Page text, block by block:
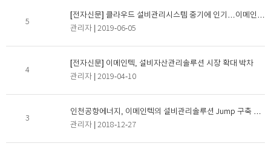
5
[전자신문] 클라우드 설비관리시스템 중기에 인기…이메인텍
'점프'
관리자| 2019-06-05
4
[전자신문] 이메인텍, 설비자산관리솔루션 시장 확대 박차
관리자| 2019-04-10
3
인천공항에너지, 이메인텍의 설비관리솔루션 Jump 구축 프
로젝트 착수
관리자| 2018-12-27